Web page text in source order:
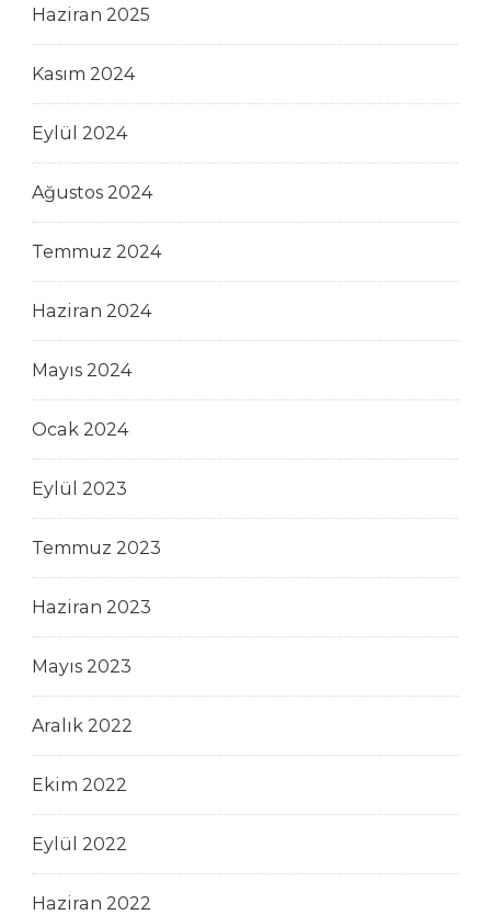
Haziran 2025
Kasım 2024
Eylül 2024
Ağustos 2024
Temmuz 2024
Haziran 2024
Mayıs 2024
Ocak 2024
Eylül 2023
Temmuz 2023
Haziran 2023
Mayıs 2023
Aralık 2022
Ekim 2022
Eylül 2022
Haziran 2022